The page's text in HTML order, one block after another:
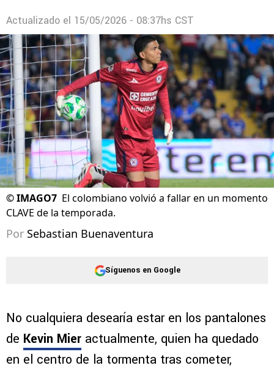
Actualizado el 15/05/2026 - 08:37hs CST
©IMAGO7 El colombiano volvió a fallar en un momento
CLAVE de la temporada.
Por Sebastian Buenaventura
Síguenos en Google
No cualquiera desearía estar en los pantalones
de Kevin Mier actualmente, quien ha quedado
en el centro de la tormenta tras cometer,